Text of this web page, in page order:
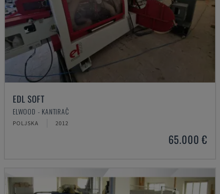
EDL SOFT
ELWOOD - KANTIRAČ
POLJSKA 2012
65.000 €